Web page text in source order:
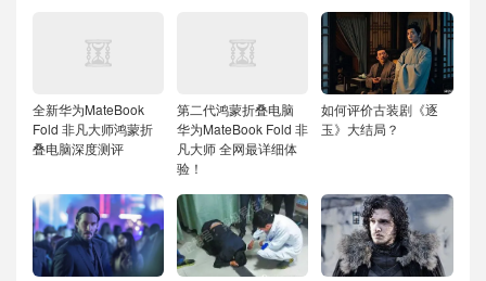
全新华为MateBook
Fold 非凡大师鸿蒙折
叠电脑深度测评
第二代鸿蒙折叠电脑
华为MateBook Fold 非
凡大师 全网最详细体
验！
如何评价古装剧《逐
玉》大结局？